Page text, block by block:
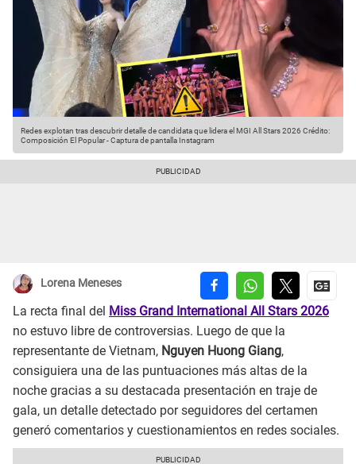
Redes explotan tras descubrir detalle de candidata que lidera el MGI All Stars 2026 Crédito:
Composición El Popular - Captura de pantalla Instagram
Lorena Meneses
La recta final del Miss Grand International All Stars 2026
no estuvo libre de controversias. Luego de que la
representante de Vietnam, Nguyen Huong Giang,
consiguiera una de las puntuaciones más altas de la
noche gracias a su destacada presentación en traje de
gala, un detalle detectado por seguidores del certamen
generó comentarios y cuestionamientos en redes sociales.